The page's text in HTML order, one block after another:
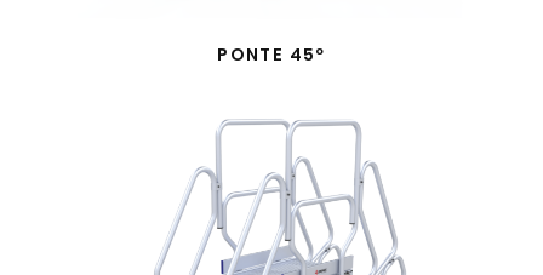
PONTE 45º